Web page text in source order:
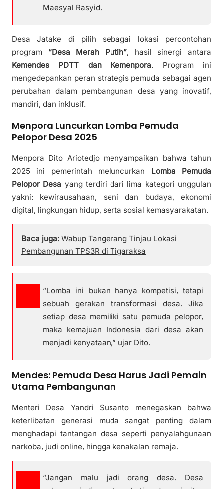
Maesyal Rasyid.
Desa Jatake di pilih sebagai lokasi percontohan
program “Desa Merah Putih”, hasil sinergi antara
Kemendes PDTT dan Kemenpora. Program ini
mengedepankan peran strategis pemuda sebagai agen
perubahan dalam pembangunan desa yang inovatif,
mandiri, dan inklusif.
Menpora Luncurkan Lomba Pemuda
Pelopor Desa 2025
Menpora Dito Ariotedjo menyampaikan bahwa tahun
2025 ini pemerintah meluncurkan Lomba Pemuda
Pelopor Desa yang terdiri dari lima kategori unggulan
yakni: kewirausahaan, seni dan budaya, ekonomi
digital, lingkungan hidup, serta sosial kemasyarakatan.
Baca juga: Wabup Tangerang Tinjau Lokasi
Pembangunan TPS3R di Tigaraksa
“Lomba ini bukan hanya kompetisi, tetapi
sebuah gerakan transformasi desa. Jika
setiap desa memiliki satu pemuda pelopor,
maka kemajuan Indonesia dari desa akan
menjadi kenyataan,” ujar Dito.
Mendes: Pemuda Desa Harus Jadi Pemain
Utama Pembangunan
Menteri Desa Yandri Susanto menegaskan bahwa
keterlibatan generasi muda sangat penting dalam
menghadapi tantangan desa seperti penyalahgunaan
narkoba, judi online, hingga kenakalan remaja.
“Jangan malu jadi orang desa. Desa